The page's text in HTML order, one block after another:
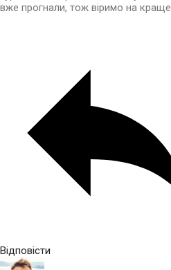
вже прогнали, тож віримо на краще
Відповісти